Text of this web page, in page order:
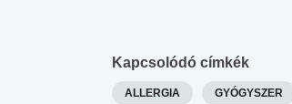
Kapcsolódó címkék
ALLERGIA GYÓGYSZER